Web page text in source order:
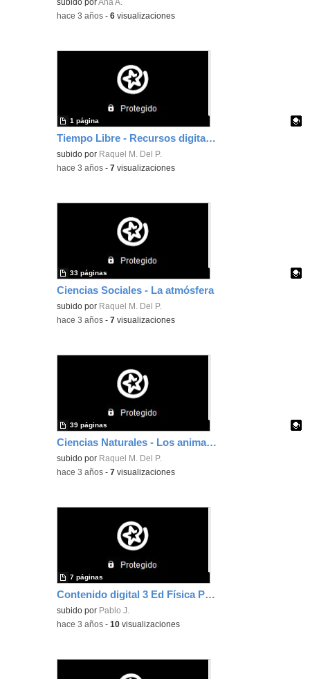
Contenido educativo.
subido porAna A.
-hace 3 años -6 visualizaciones
Tiempo Libre - Recursos digitales
Contenido educativo.
subido por Raquel M. Del P.
1 página
-hace 3 años -7 visualizaciones
Ciencias Sociales - La atmósfera
Contenido educativo.
subido por Raquel M. Del P.
33 páginas
-hace 3 años -7 visualizaciones
Ciencias Naturales - Los animales
Contenido educativo.
subido por Raquel M. Del P.
39 páginas
-hace 3 años -7 visualizaciones
Contenido digital 3 Ed Física Pablo Jiménez Mayor
subido por Pablo J.
7 páginas
-hace 3 años -10 visualizaciones